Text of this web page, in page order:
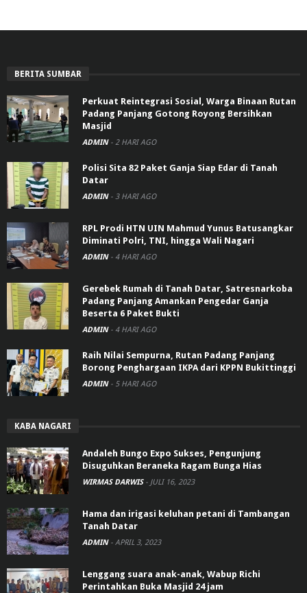
BERITA SUMBAR
Perkuat Reintegrasi Sosial, Warga Binaan Rutan
Padang Panjang Gotong Royong Bersihkan
Masjid
ADMIN - 2 HARI AGO
Polisi Sita 82 Paket Ganja Siap Edar di Tanah
Datar
ADMIN - 3 HARI AGO
RPL Prodi HTN UIN Mahmud Yunus Batusangkar
Diminati Polri, TNI, hingga Wali Nagari
ADMIN - 4 HARI AGO
Gerebek Rumah di Tanah Datar, Satresnarkoba
Padang Panjang Amankan Pengedar Ganja
Beserta 6 Paket Bukti
ADMIN - 4 HARI AGO
Raih Nilai Sempurna, Rutan Padang Panjang
Borong Penghargaan IKPA dari KPPN Bukittinggi
ADMIN - 5 HARI AGO
KABA NAGARI
Andaleh Bungo Expo Sukses, Pengunjung
Disuguhkan Beraneka Ragam Bunga Hias
WIRMAS DARWIS - JULI 16, 2023
Hama dan irigasi keluhan petani di Tambangan
Tanah Datar
ADMIN - APRIL 3, 2023
Lenggang suara anak-anak, Wabup Richi
Perintahkan Buka Masjid 24 jam